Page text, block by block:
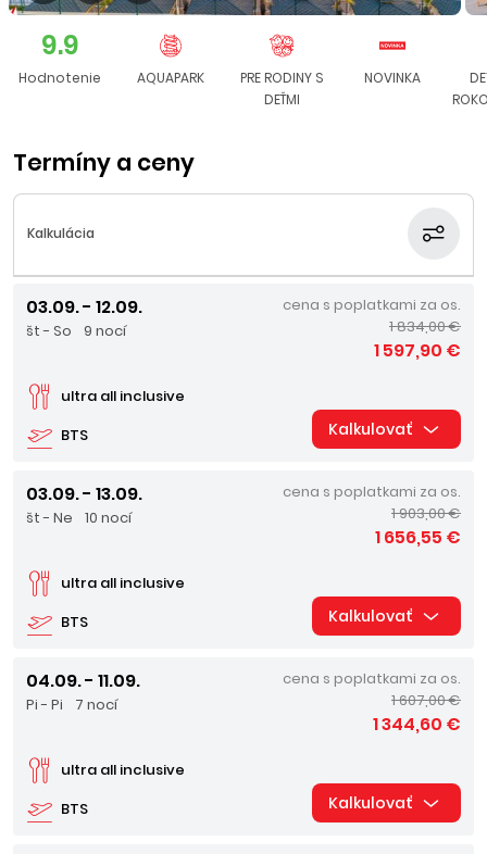
9.9
Hodnotenie AQUAPARK
PRE RODINY S
DEŤMI
NOVINKA
Termíny a ceny
Kalkulácia
03.09. - 12.09.
št - So 9 nocí
BTS
ultra all inclusive
cena s poplatkami za os.
1 834,00 €
1 597,90 €
Kalkulovať
03.09. - 13.09.
št - Ne 10 nocí
BTS
ultra all inclusive
cena s poplatkami za os.
1 903,00 €
1 656,55 €
Kalkulovať
04.09. - 11.09.
Pi - Pi 7 nocí
BTS
ultra all inclusive
cena s poplatkami za os.
1 607,00 €
1 344,60 €
Kalkulovať